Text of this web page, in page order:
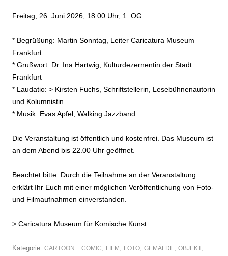
Freitag, 26. Juni 2026, 18.00 Uhr, 1. OG
* Begrüßung: Martin Sonntag, Leiter Caricatura Museum
Frankfurt
* Grußwort: Dr. Ina Hartwig, Kulturdezernentin der Stadt
Frankfurt
* Laudatio: > Kirsten Fuchs , Schriftstellerin, Lesebühnenautorin
und Kolumnistin
* Musik: Evas Apfel, Walking Jazzband
Die Veranstaltung ist öffentlich und kostenfrei. Das Museum ist
an dem Abend bis 22.00 Uhr geöffnet.
Beachtet bitte: Durch die Teilnahme an der Veranstaltung
erklärt Ihr Euch mit einer möglichen Veröffentlichung von Foto-
und Filmaufnahmen einverstanden.
> Caricatura Museum für Komische Kunst
Kategorie: CARTOON + COMIC, FILM , FOTO, GEMÄLDE, OBJEKT,